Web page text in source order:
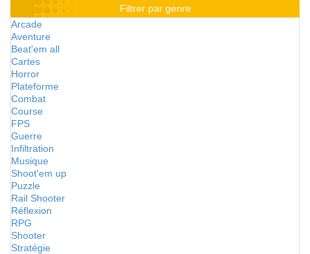
Filtrer par genre
Arcade
Aventure
Beat'em all
Cartes
Horror
Plateforme
Combat
Course
FPS
Guerre
Infiltration
Musique
Shoot'em up
Puzzle
Rail Shooter
Réflexion
RPG
Shooter
Stratégie